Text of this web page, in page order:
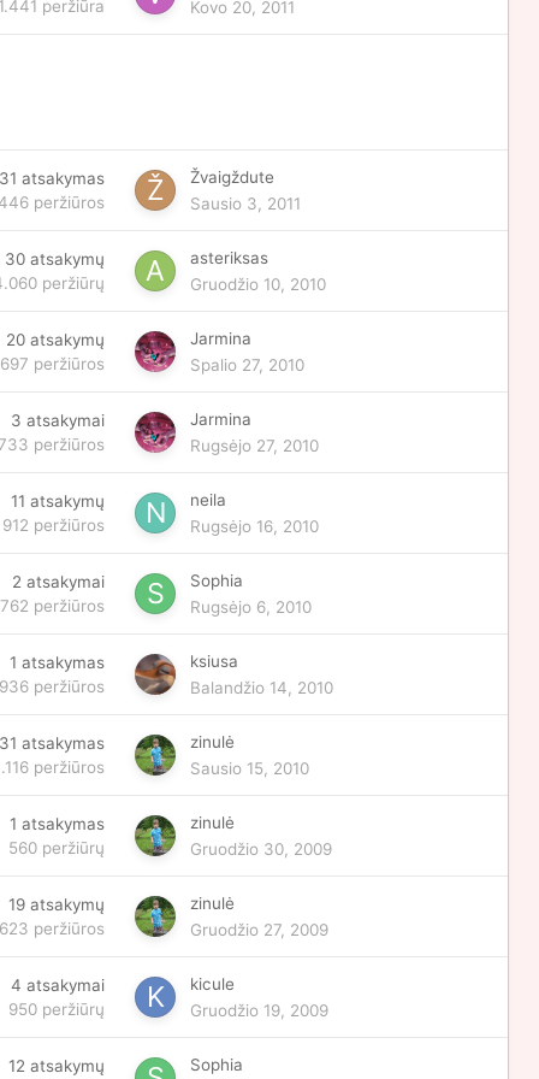
peržiūra Kovo 20, 2011
atsakymas
peržiūros
Žvaigždute
Sausio 3, 2011
30 atsakymų
peržiūrų
asteriksas
Gruodžio 10, 2010
20 atsakymų
peržiūros
Jarmina
Spalio 27, 2010
3 atsakymai
peržiūros
Jarmina
Rugsėjo 27, 2010
11 atsakymų
912 peržiūros
neila
Rugsėjo 16, 2010
2 atsakymai
762 peržiūros
Sophia
Rugsėjo 6, 2010
1 atsakymas
peržiūros
ksiusa
Balandžio 14, 2010
atsakymas
peržiūros
zinulė
Sausio 15, 2010
1 atsakymas
560 peržiūrų
zinulė
Gruodžio 30, 2009
19 atsakymų
peržiūros
zinulė
Gruodžio 27, 2009
4 atsakymai
950 peržiūrų
kicule
Gruodžio 19, 2009
12 atsakymų Sophia